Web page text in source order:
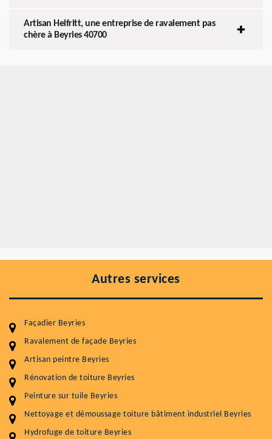
Artisan Helfritt, une entreprise de ravalement pas
chère à Beyries 40700
Autres services
Façadier Beyries
Ravalement de façade Beyries
Artisan peintre Beyries
Rénovation de toiture Beyries
Peinture sur tuile Beyries
Nettoyage et démoussage toiture bâtiment industriel Beyries
Hydrofuge de toiture Beyries
Entretenir votre toiture, c'est préserver sa
durabilité
Plus de 15 ans d'expérience en couverture et facade
Service